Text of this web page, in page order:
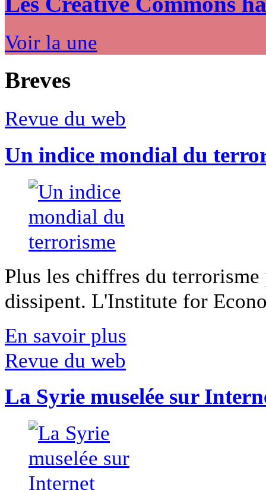
Voir la une
Breves
Revue du web
Un indice mondial du
Plus les chiffres du
dissipent. L'Institute for
En savoir plus
Revue du web
La Syrie muselée sur